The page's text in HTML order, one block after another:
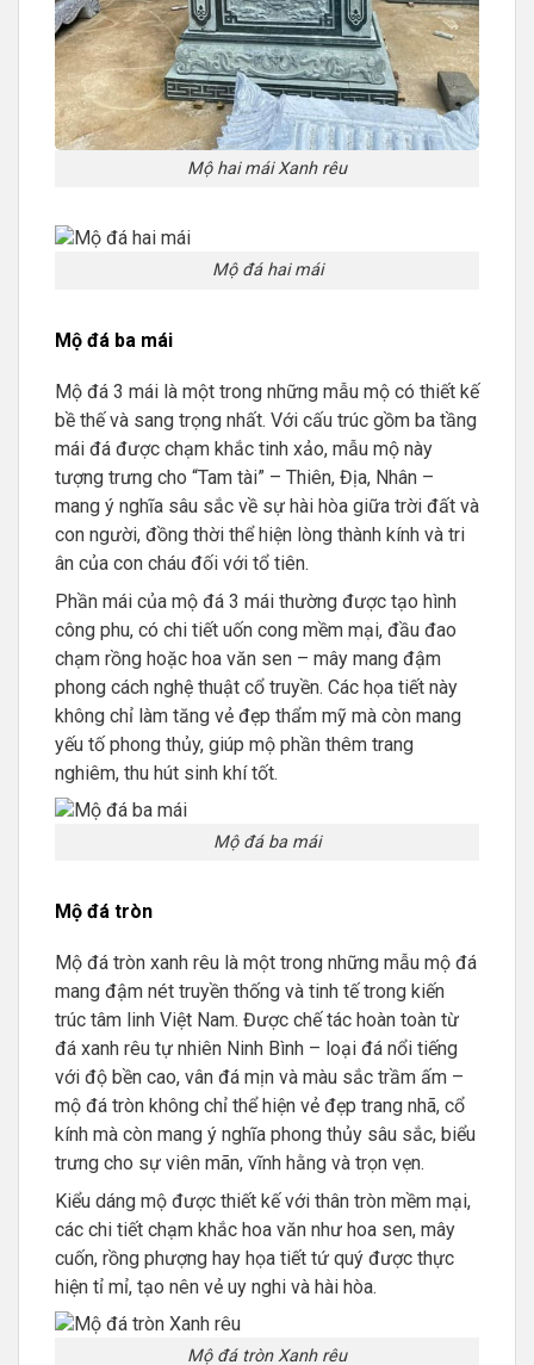
Mộ hai mái Xanh rêu
Mộ đá hai mái
Mộ đá ba mái
Mộ đá 3 mái là một trong những mẫu mộ có thiết kế
bề thế và sang trọng nhất. Với cấu trúc gồm ba tầng
mái đá được chạm khắc tinh xảo, mẫu mộ này
tượng trưng cho “Tam tài” – Thiên, Địa, Nhân –
mang ý nghĩa sâu sắc về sự hài hòa giữa trời đất và
con người, đồng thời thể hiện lòng thành kính và tri
ân của con cháu đối với tổ tiên.
Phần mái của mộ đá 3 mái thường được tạo hình
công phu, có chi tiết uốn cong mềm mại, đầu đao
chạm rồng hoặc hoa văn sen – mây mang đậm
phong cách nghệ thuật cổ truyền. Các họa tiết này
không chỉ làm tăng vẻ đẹp thẩm mỹ mà còn mang
yếu tố phong thủy, giúp mộ phần thêm trang
nghiêm, thu hút sinh khí tốt.
Mộ đá ba mái
Mộ đá tròn
Mộ đá tròn xanh rêu là một trong những mẫu mộ đá
mang đậm nét truyền thống và tinh tế trong kiến
trúc tâm linh Việt Nam. Được chế tác hoàn toàn từ
đá xanh rêu tự nhiên Ninh Bình – loại đá nổi tiếng
với độ bền cao, vân đá mịn và màu sắc trầm ấm –
mộ đá tròn không chỉ thể hiện vẻ đẹp trang nhã, cổ
kính mà còn mang ý nghĩa phong thủy sâu sắc, biểu
trưng cho sự viên mãn, vĩnh hằng và trọn vẹn.
Kiểu dáng mộ được thiết kế với thân tròn mềm mại,
các chi tiết chạm khắc hoa văn như hoa sen, mây
cuốn, rồng phượng hay họa tiết tứ quý được thực
hiện tỉ mỉ, tạo nên vẻ uy nghi và hài hòa.
Mộ đá tròn Xanh rêu